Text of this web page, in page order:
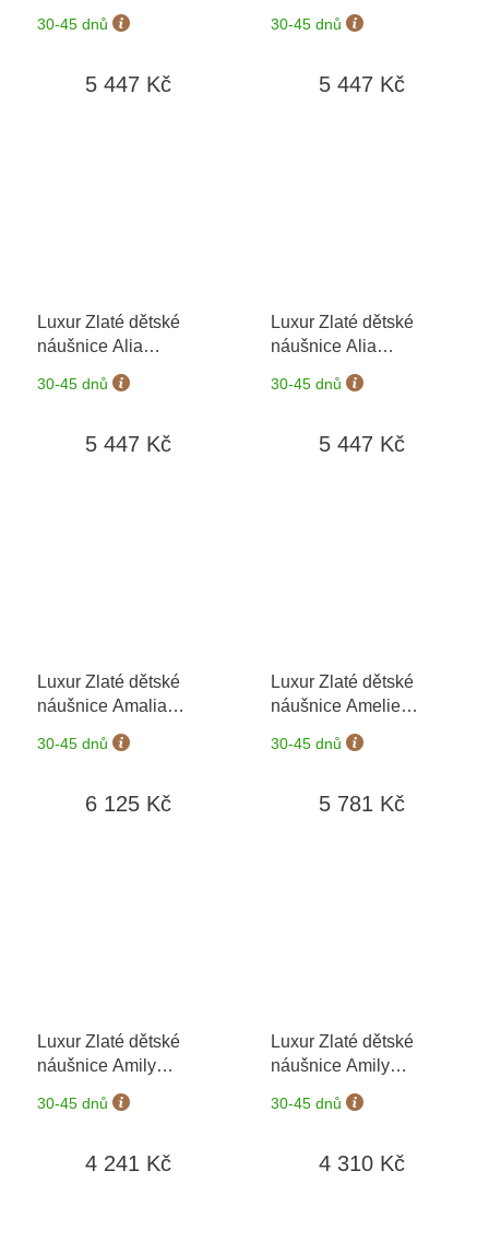
5381088-0-0-2
možnost výměny do 90
30-45 dnů
5 447 Kč
5381088-0-0-3
možnost výměny do 90
30-45 dnů
5 447 Kč
Luxur Zlaté dětské
náušnice Alia
5381088-0-0-4
možnost výměny do 90
30-45 dnů
5 447 Kč
Luxur Zlaté dětské
náušnice Alia
5381088-0-0-8
možnost výměny do 90
30-45 dnů
5 447 Kč
Luxur Zlaté dětské
náušnice Amalia
6680239-0-0-8
možnost výměny do 90
30-45 dnů
6 125 Kč
Luxur Zlaté dětské
náušnice Amelie
+ možnost
výměny do 90 dní
30-45 dnů
5 781 Kč
Luxur Zlaté dětské
náušnice Amily
5381106-0-0-1
možnost výměny do 90
30-45 dnů
4 241 Kč
Luxur Zlaté dětské
náušnice Amily
5381106-0-0-4
možnost výměny do 90
30-45 dnů
4 310 Kč